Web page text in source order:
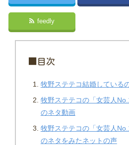
feedly
■目次
牧野ステテコ結婚している
牧野ステテコの「女芸人
のネタ動画
牧野ステテコの「女芸人
のネタをみたネットの声